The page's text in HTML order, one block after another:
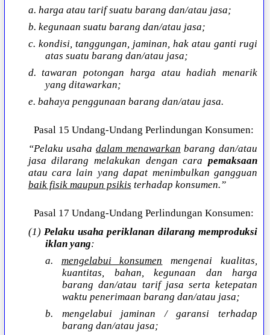
a. harga atau tarif suatu barang dan/atau jasa;
b. kegunaan suatu barang dan/atau jasa;
c. kondisi, tanggungan, jaminan, hak atau ganti rugi
atas suatu barang dan/atau jasa;
d. tawaran potongan harga atau hadiah menarik
yang ditawarkan;
e. bahaya penggunaan barang dan/atau jasa.
Pasal 15 Undang-Undang Perlindungan Konsumen:
“Pelaku usaha dalam menawarkan barang dan/atau
jasa dilarang melakukan dengan cara pemaksaan
atau cara lain yang dapat menimbulkan gangguan
baik fisik maupun psikis terhadap konsumen.”
Pasal 17 Undang-Undang Perlindungan Konsumen:
(1)Pelaku usaha periklanan dilarang memproduksi
iklan yang:
a. mengelabui konsumen mengenai kualitas,
kuantitas, bahan, kegunaan dan harga
barang dan/atau tarif jasa serta ketepatan
waktu penerimaan barang dan/atau jasa;
b. mengelabui jaminan / garansi terhadap
barang dan/atau jasa;